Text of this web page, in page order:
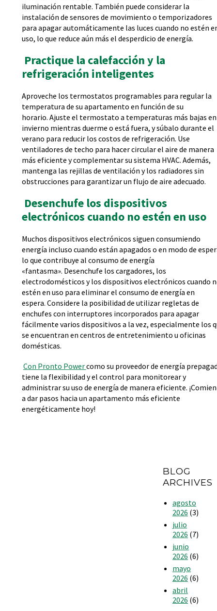
iluminación rentable. También puede considerar la
instalación de sensores de movimiento o temporizadores
para apagar automáticamente las luces cuando no estén
uso, lo que reduce aún más el desperdicio de energía.
Practique la calefacción y la
refrigeración inteligentes
Aproveche los termostatos programables para regular la
temperatura de su apartamento en función de su
horario. Ajuste el termostato a temperaturas más bajas en
invierno mientras duerme o está fuera, y súbalo durante el
verano para reducir los costos de refrigeración. Use
ventiladores de techo para hacer circular el aire de manera
más eficiente y complementar su sistema HVAC. Además,
mantenga las rejillas de ventilación y los radiadores sin
obstrucciones para garantizar un flujo de aire adecuado.
Desenchufe los dispositivos
electrónicos cuando no estén en uso
Muchos dispositivos electrónicos siguen consumiendo
energía incluso cuando están apagados o en modo de
lo que contribuye al consumo de energía
«fantasma». Desenchufe los cargadores, los
electrodomésticos y los dispositivos electrónicos cuando
estén en uso para eliminar el consumo de energía en
espera. Considere la posibilidad de utilizar regletas de
enchufes con interruptores incorporados para apagar
fácilmente varios dispositivos a la vez, especialmente los
se encuentran en centros de entretenimiento u oficinas
domésticas.
Con Pronto Powercomo su proveedor de energía
tiene la flexibilidad y el control para monitorear y
administrar su uso de energía de manera eficiente.
a dar pasos hacia un apartamento más eficiente
energéticamente hoy!
BLOG
ARCHIVES
agosto
2026 (3)
julio
2026 (7)
junio
2026 (6)
mayo
2026 (6)
abril
2026 (6)